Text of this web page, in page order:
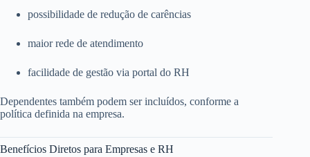
possibilidade de redução de carências
maior rede de atendimento
facilidade de gestão via portal do RH
Dependentes também podem ser incluídos, conforme a
política definida na empresa.
Benefícios Diretos para Empresas e RH